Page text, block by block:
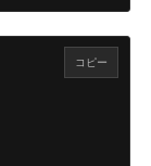
コピー